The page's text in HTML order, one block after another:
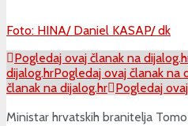
Foto: HINA/ Daniel KASAP/ dk
Pogledaj ovaj članak na
dijalog.hrPogledaj ovaj članak na
članak na dijalog.hr Pogledaj
Ministar hrvatskih branitelja